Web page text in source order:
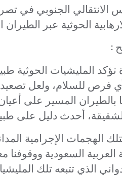
الانتقالي الجنوبي في
الحوثية عبر
:
المليشيات الحوثية
فرص للسلام، ولعل
المسير على
أحدث دليل على
بتلك الهجمات الإجرامية
السعودية
الذي تتبعه تلك